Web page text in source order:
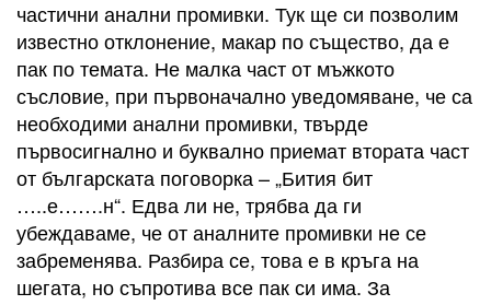
частични анални промивки. Тук ще си позволим
известно отклонение, макар по същество, да е
пак по темата. Не малка част от мъжкото
съсловие, при първоначално уведомяване, че са
необходими анални промивки, твърде
първосигнално и буквално приемат втората част
от българската поговорка – „Бития бит
…..е…….н“. Едва ли не, трябва да ги
убеждаваме, че от аналните промивки не се
забременява. Разбира се, това е в кръга на
шегата, но съпротива все пак си има. За